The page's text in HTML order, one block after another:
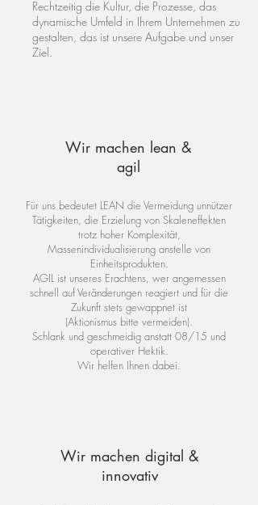
Rechtzeitig die Kultur, die Prozesse, das
dynamische Umfeld in Ihrem Unternehmen zu
gestalten, das ist unsere Aufgabe und unser
Ziel.
Wir machen lean &
agil
Für uns bedeutet LEAN die Vermeidung unnützer
Tätigkeiten, die Erzielung von Skaleneffekten
trotz hoher Komplexität,
Massenindividualisierung anstelle von
Einheitsprodukten.
AGIL ist unseres Erachtens, wer angemessen
schnell auf Veränderungen reagiert und für die
Zukunft stets gewappnet ist
(Aktionismus bitte vermeiden).
Schlank und geschmeidig anstatt 08/15 und
operativer Hektik.
Wir helfen Ihnen dabei.
Wir machen digital &
innovativ